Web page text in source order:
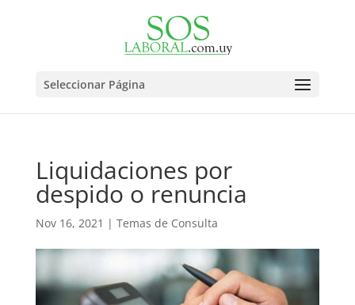
Seleccionar Página
Liquidaciones por
despido o renuncia
Nov 16, 2021 | Temas de Consulta